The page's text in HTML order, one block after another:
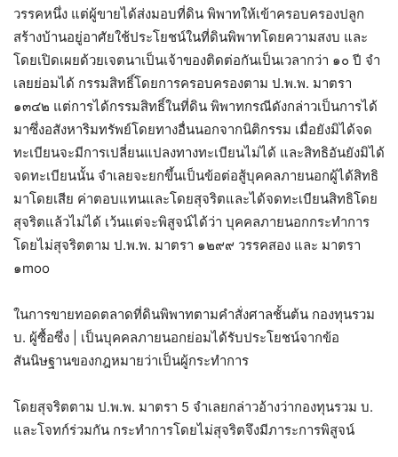
วรรคหนึ่ง แต่ผู้ขายได้ส่งมอบที่ดิน พิพาทให้เข้าครอบครองปลูก
สร้างบ้านอยู่อาศัยใช้ประโยชน์ในที่ดินพิพาทโดยความสงบ และ
โดยเปิดเผยด้วยเจตนาเป็นเจ้าของติดต่อกันเป็นเวลากว่า ๑๐ ปี จํา
เลยย่อมได้ กรรมสิทธิ์โดยการครอบครองตาม ป.พ.พ. มาตรา
๑๓๔๒ แต่การได้กรรมสิทธิ์ในที่ดิน พิพาทกรณีดังกล่าวเป็นการได้
มาซึ่งอสังหาริมทรัพย์โดยทางอื่นนอกจากนิติกรรม เมื่อยังมิได้จด
ทะเบียนจะมีการเปลี่ยนแปลงทางทะเบียนไม่ได้ และสิทธิอันยังมิได้
จดทะเบียนนั้น จําเลยจะยกขึ้นเป็นข้อต่อสู้บุคคลภายนอกผู้ได้สิทธิ
มาโดยเสีย ค่าตอบแทนและโดยสุจริตและได้จดทะเบียนสิทธิโดย
สุจริตแล้วไม่ได้ เว้นแต่จะพิสูจน์ได้ว่า บุคคลภายนอกกระทําการ
โดยไม่สุจริตตาม ป.พ.พ. มาตรา ๑๒๙๙ วรรคสอง และ มาตรา
๑moo
ในการขายทอดตลาดที่ดินพิพาทตามคําสั่งศาลชั้นต้น กองทุนรวม
บ. ผู้ซื้อซึ่ง | เป็นบุคคลภายนอกย่อมได้รับประโยชน์จากข้อ
สันนิษฐานของกฎหมายว่าเป็นผู้กระทําการ
โดยสุจริตตาม ป.พ.พ. มาตรา 5 จําเลยกล่าวอ้างว่ากองทุนรวม บ.
และโจทก์ร่วมกัน กระทําการโดยไม่สุจริตจึงมีภาระการพิสูจน์